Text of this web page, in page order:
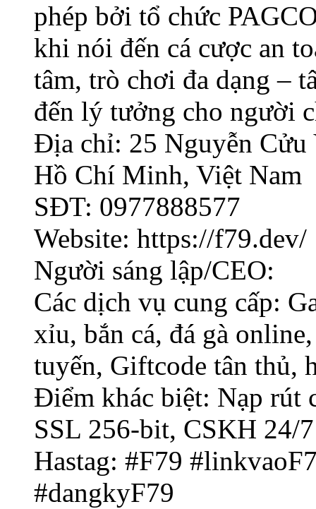
phép bởi tổ chức
khi nói đến cá cược an
tâm, trò chơi đa dạng –
đến lý tưởng cho người
Địa chỉ: 25 Nguyễn Cửu
Hồ Chí Minh, Việt Nam
SĐT: 0977888577
Website: https://f79.dev/
Người sáng lập/CEO:
Các dịch vụ cung cấp:
xỉu, bắn cá, đá gà
tuyến, Giftcode tân thủ,
Điểm khác biệt: Nạp rút
SSL 256-bit, CSKH 24/
Hastag: #F79
#dangkyF79